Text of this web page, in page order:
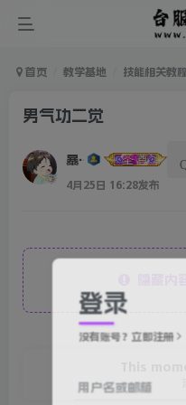
首页 教学基地 技能相关教程
男气功二觉
暴雨
4月25日 16:28发布
登录
没有账号？立即注册
用户名或邮箱